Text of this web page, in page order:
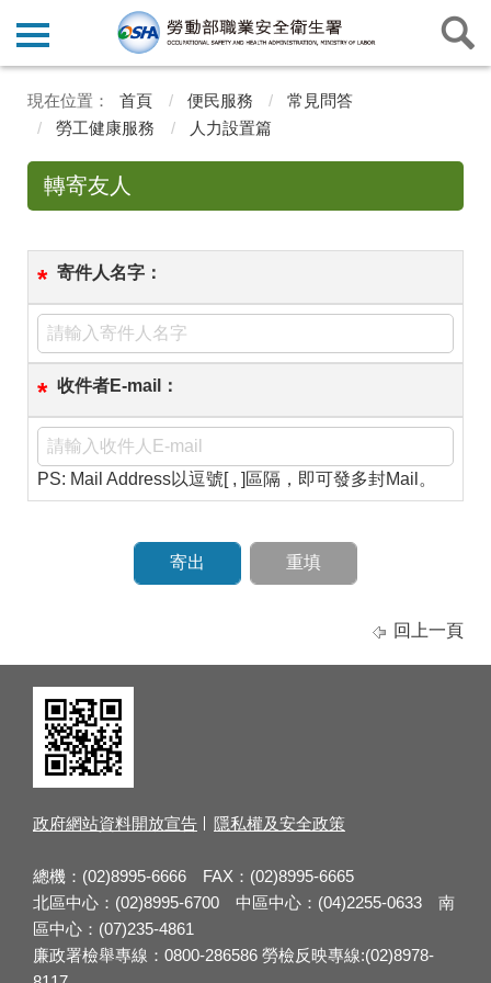
首頁 便民服務
常見問答
勞工健康服務
人力設置篇
轉寄友人
* 寄件人名字：
* 收件者E-mail：
PS: Mail Address以逗號[ , ]區隔，即可發多封Mail。
回上一頁
政府網站資料開放宣告 隱私權及安全政策
總機：(02)8995-6666 FAX：(02)8995-6665
北區中心：(02)8995-6700 中區中心：(04)2255-0633 南
區中心：(07)235-4861
廉政署檢舉專線：0800-286586 勞檢反映專線:(02)8978-